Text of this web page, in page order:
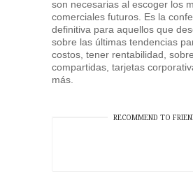
son necesarias al escoger los
comerciales futuros. Es la
definitiva para aquellos que
sobre las últimas tendencias
costos, tener rentabilidad,
compartidas, tarjetas
más.
RECOMMEND TO